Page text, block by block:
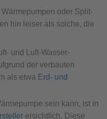
Wärmepumpen oder Split-
hin leiser als solche, die
und Luft-Wasser-
der verbauten
als etwa Erd- und
sein kann, ist in
ersichtlich. Diese